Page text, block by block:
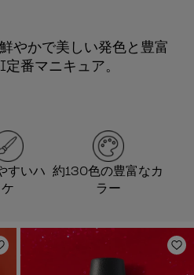
やかで美しい発色と豊富
番マニキュア。
すいハ
ケ
約130色の豊富なカ
ラー
しいものリストに追加 ほ